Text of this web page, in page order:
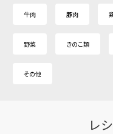
牛肉 豚肉
野菜 きのこ類
その他
レ